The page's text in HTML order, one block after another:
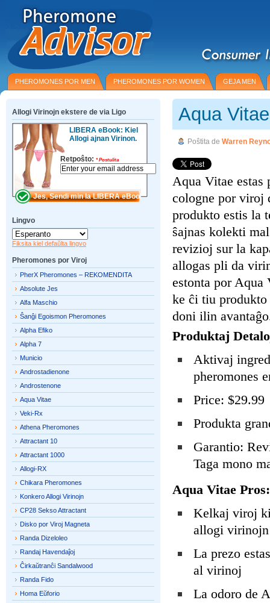
PHEROMONES POR MEN PHEROMONES POR WOMEN GEJA MEN
Aqua
Poŝtita de Warren
Aqua Vitae estas
cologne por
produkto estis la
ŝajnas kolekti
revizioj sur la
allogas pli da
estonta por Aqua
ke ĉi tiu
doni ilin
Produktaj
Aktivaj
pheromones
Price: $29.99
Produkta
Garantio:
Taga mono
Aqua Vitae Pros:
Kelkaj viroj
allogi virinojn
La prezo
al virinoj
La odoro de
Allogi Virinojn ekstere de via Ligo
LIBERA eBook: Kiel
Allogi ajnan Virinon.
Retpoŝto: *Postulita
Lingvo
Fiksita kiel defaŭlta lingvo
Pheromones por Viroj
PherX Pheromones – REKOMENDITA
Absolute Jes
Alfa Maschio
Ŝanĝi Egoismon Pheromones
Alpha Efiko
Alpha 7
Municio
Androstadienone
Androstenone
Aqua Vitae
Veki-Rx
Athena Pheromones
Attractant 10
Attractant 1000
Allogi-RX
Chikara Pheromones
Konkero Allogi Virinojn
CP28 Sekso Attractant
Disko por Viroj Magneta
Randa Dizeloleo
Randaj Havendaĵoj
Ĉirkaŭtranĉi Sandalwood
Randa Fido
Homa Eŭforio